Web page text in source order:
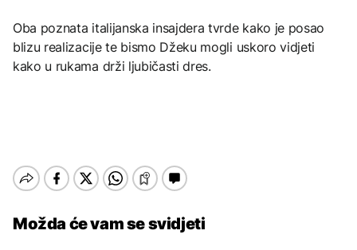
Oba poznata italijanska insajdera tvrde kako je posao
blizu realizacije te bismo Džeku mogli uskoro vidjeti
kako u rukama drži ljubičasti dres.
Možda će vam se svidjeti